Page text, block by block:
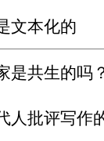
文本化的
是共生的吗
人批评写作